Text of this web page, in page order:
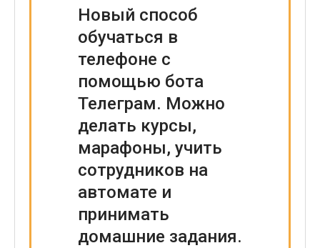
Новый способ
обучаться в
телефоне с
помощью бота
Телеграм. Можно
делать курсы,
марафоны, учить
сотрудников на
автомате и
принимать
домашние задания.